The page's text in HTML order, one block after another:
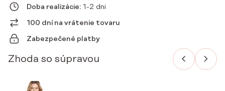
BOTTLE
GREEN
Doba realizácie: 1-2 dni
100 dní na vrátenie tovaru
Zabezpečené platby
Zhoda so súpravou